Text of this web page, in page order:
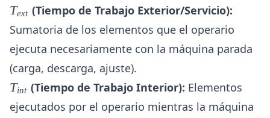
T_{ext}
Text (Tiempo de Trabajo Exterior/Servicio):
Sumatoria de los elementos que el operario
ejecuta necesariamente con la máquina parada
(carga, descarga, ajuste).
T_{int}
Tint (Tiempo de Trabajo Interior): Elementos
ejecutados por el operario mientras la máquina